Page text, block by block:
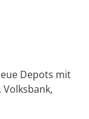
Depots mit